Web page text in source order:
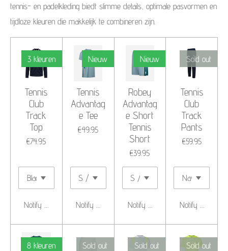
tennis- en padelkleding biedt slimme details, optimale pasvormen en
tijdloze kleuren die makkelijk te combineren zijn.
3 kleuren
Tennis
Club
Track
Top
€74.95
Notify me when available
Nieuw
Tennis
Advantag
e Tee
€49.95
Notify me when available
Nieuw
Robey
Advantag
e Short
Tennis
Short
€39.95
Notify me when available
Sold out
Tennis
Club
Track
Pants
€59.95
Notify me
8 kleuren Sold out Sold out Sold out